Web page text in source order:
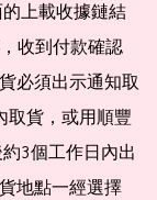
上載收據鏈結
收到付款確認
必須出示通知取
取貨，或用順豐
3個工作日內出
地點一經選擇